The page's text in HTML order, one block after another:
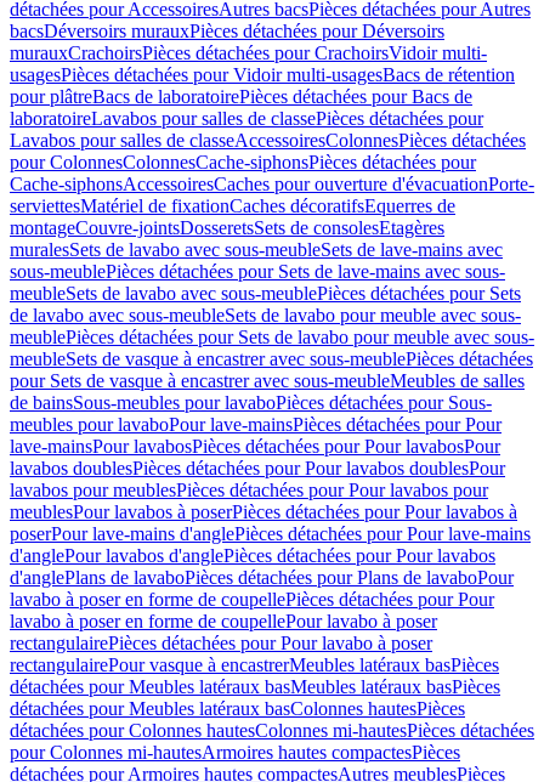
détachées pour AccessoiresAutres bacsPièces détachées pour Autres
bacsDéversoirs murauxPièces détachées pour Déversoirs
murauxCrachoirsPièces détachées pour CrachoirsVidoir multi-
usagesPièces détachées pour Vidoir multi-usagesBacs de rétention
pour plâtreBacs de laboratoirePièces détachées pour Bacs de
laboratoireLavabos pour salles de classePièces détachées pour
Lavabos pour salles de classeAccessoiresColonnesPièces détachées
pour ColonnesColonnesCache-siphonsPièces détachées pour
Cache-siphonsAccessoiresCaches pour ouverture d'évacuationPorte-
serviettesMatériel de fixationCaches décoratifsEquerres de
montageCouvre-jointsDosseretsSets de consolesEtagères
muralesSets de lavabo avec sous-meubleSets de lave-mains avec
sous-meublePièces détachées pour Sets de lave-mains avec sous-
meubleSets de lavabo avec sous-meublePièces détachées pour Sets
de lavabo avec sous-meubleSets de lavabo pour meuble avec sous-
meublePièces détachées pour Sets de lavabo pour meuble avec sous-
meubleSets de vasque à encastrer avec sous-meublePièces détachées
pour Sets de vasque à encastrer avec sous-meubleMeubles de salles
de bainsSous-meubles pour lavaboPièces détachées pour Sous-
meubles pour lavaboPour lave-mainsPièces détachées pour Pour
lave-mainsPour lavabosPièces détachées pour Pour lavabosPour
lavabos doublesPièces détachées pour Pour lavabos doublesPour
lavabos pour meublesPièces détachées pour Pour lavabos pour
meublesPour lavabos à poserPièces détachées pour Pour lavabos à
poserPour lave-mains d'anglePièces détachées pour Pour lave-mains
d'anglePour lavabos d'anglePièces détachées pour Pour lavabos
d'anglePlans de lavaboPièces détachées pour Plans de lavaboPour
lavabo à poser en forme de coupellePièces détachées pour Pour
lavabo à poser en forme de coupellePour lavabo à poser
rectangulairePièces détachées pour Pour lavabo à poser
rectangulairePour vasque à encastrerMeubles latéraux basPièces
détachées pour Meubles latéraux basMeubles latéraux basPièces
détachées pour Meubles latéraux basColonnes hautesPièces
détachées pour Colonnes hautesColonnes mi-hautesPièces détachées
pour Colonnes mi-hautesArmoires hautes compactesPièces
détachées pour Armoires hautes compactesAutres meublesPièces